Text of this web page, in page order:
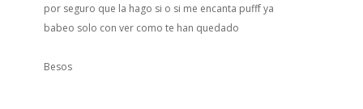
por seguro que la hago si o si me encanta pufff ya
babeo solo con ver como te han quedado
Besos